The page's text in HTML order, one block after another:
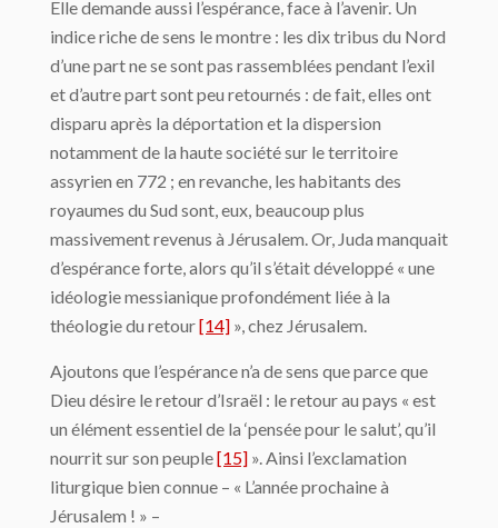
Elle demande aussi l’espérance, face à l’avenir. Un
indice riche de sens le montre : les dix tribus du Nord
d’une part ne se sont pas rassemblées pendant l’exil
et d’autre part sont peu retournés : de fait, elles ont
disparu après la déportation et la dispersion
notamment de la haute société sur le territoire
assyrien en 772 ; en revanche, les habitants des
royaumes du Sud sont, eux, beaucoup plus
massivement revenus à Jérusalem. Or, Juda manquait
d’espérance forte, alors qu’il s’était développé « une
idéologie messianique profondément liée à la
théologie du retour[14] », chez Jérusalem.
Ajoutons que l’espérance n’a de sens que parce que
Dieu désire le retour d’Israël : le retour au pays « est
un élément essentiel de la ‘pensée pour le salut’, qu’il
nourrit sur son peuple[15] ». Ainsi l’exclamation
liturgique bien connue – « L’année prochaine à
Jérusalem ! » –